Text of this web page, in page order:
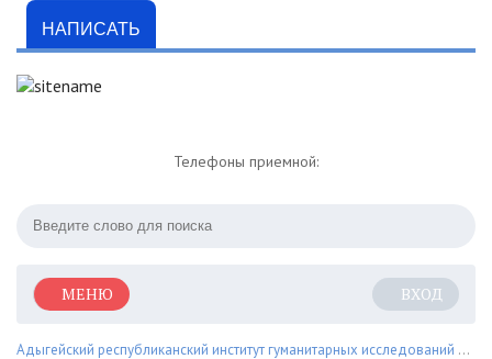
НАПИСАТЬ
Телефоны приемной:
ВХОД
МЕНЮ
Адыгейский республиканский институт гуманитарных исследований им. Т.М. Керашева